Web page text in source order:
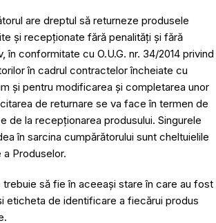
are dreptul să returneze produsele
și recepționate fără penalități și fără
în conformitate cu O.U.G. nr. 34/2014 privind
în cadrul contractelor încheiate cu
și pentru modificarea și completarea unor
de returnare se va face în termen de
de la recepționarea produsului. Singurele
în sarcina cumpărătorului sunt cheltuielile
Produselor.
să fie în aceeași stare în care au fost
eticheta de identificare a fiecărui produs